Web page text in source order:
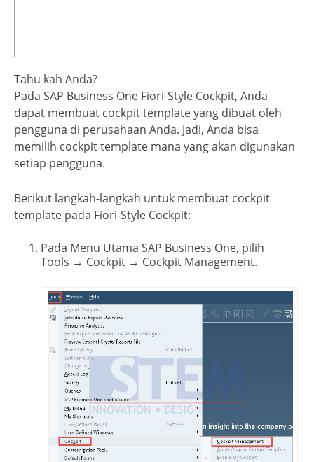
Tahu kah Anda?
Pada SAP Business One Fiori-Style Cockpit, Anda
dapat membuat cockpit template yang dibuat oleh
pengguna di perusahaan Anda. Jadi, Anda bisa
memilih cockpit template mana yang akan digunakan
setiap pengguna.
Berikut langkah-langkah untuk membuat cockpit
template pada Fiori-Style Cockpit:
Pada Menu Utama SAP Business One, pilih
Tools → Cockpit → Cockpit Management.